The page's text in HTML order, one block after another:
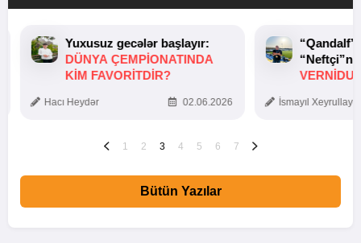
Yuxusuz gecələr başlayır:
DÜNYA ÇEMPIONATINDA
KIM FAVORITDIR?
Hacı Heydər 02.06.2026 İsmayıl
1 2 3 4 5 6 7
Bütün Yazılar